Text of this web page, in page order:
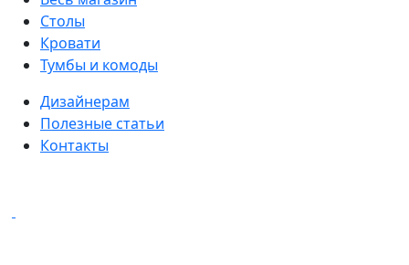
Столы
Кровати
Тумбы и комоды
Дизайнерам
Полезные статьи
Контакты